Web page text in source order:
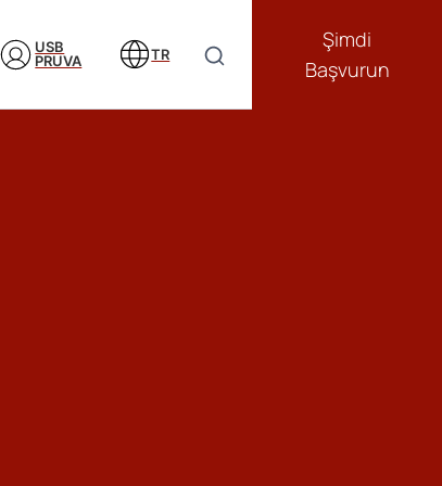
USB
PRUVA
TR
Şimdi
Başvurun